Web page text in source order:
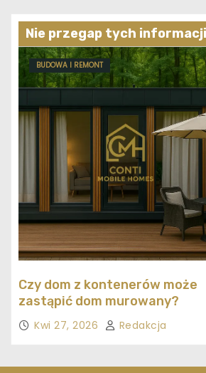
Nie przegap tych informacji
BUDOWA I REMONT
Czy dom z kontenerów może
zastąpić dom murowany?
Kwi 27, 2026 Redakcja